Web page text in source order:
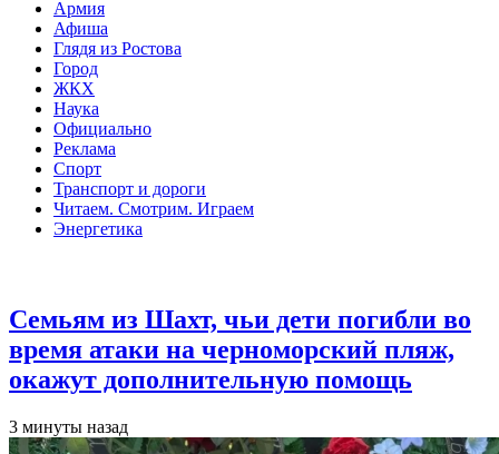
Армия
Афиша
Глядя из Ростова
Город
ЖКХ
Наука
Официально
Реклама
Спорт
Транспорт и дороги
Читаем. Смотрим. Играем
Энергетика
Семьям из Шахт, чьи дети погибли во
время атаки на черноморский пляж,
окажут дополнительную помощь
3 минуты назад